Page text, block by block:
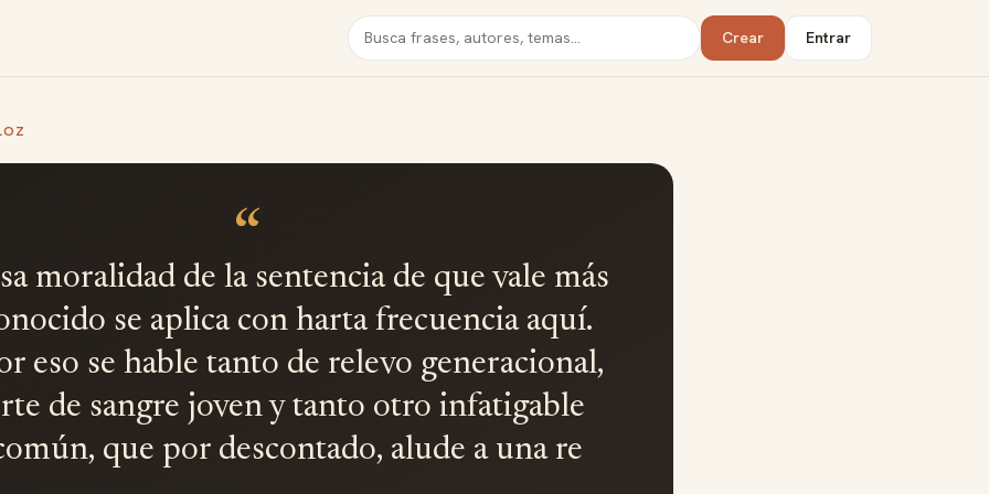
Buscar Crear Entrar
“
moralidad de la sentencia de que vale más
se aplica con harta frecuencia aquí.
eso se hable tanto de relevo generacional,
de sangre joven y tanto otro infatigable
que por descontado, alude a una re